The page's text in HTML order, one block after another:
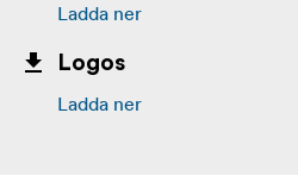
Ladda ner
Logos
Ladda ner